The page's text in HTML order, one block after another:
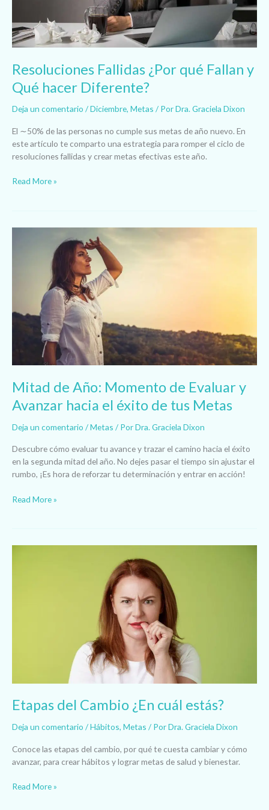
Resoluciones Fallidas ¿Por qué Fallan y
Qué hacer Diferente?
Deja un comentario /Diciembre, Metas / PorDra. Graciela Dixon
El ∼50% de las personas no cumple sus metas de año nuevo. En
este artículo te comparto una estrategia para romper el ciclo de
resoluciones fallidas y crear metas efectivas este año.
Diferente?
Read More »
Mitad de Año: Momento de Evaluar y
Avanzar hacia el éxito de tus Metas
Deja un comentario /Metas / PorDra. Graciela Dixon
Descubre cómo evaluar tu avance y trazar el camino hacia el éxito
en la segunda mitad del año. No dejes pasar el tiempo sin ajustar el
rumbo, ¡Es hora de reforzar tu determinación y entrar en acción!
y
hacia
tus
Read More »
Etapas del Cambio ¿En cuál estás?
Deja un comentario /Hábitos, Metas / PorDra. Graciela Dixon
Conoce las etapas del cambio, por qué te cuesta cambiar y cómo
avanzar, para crear hábitos y lograr metas de salud y bienestar.
Read More »